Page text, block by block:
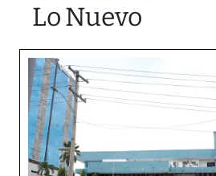
Lo Nuevo